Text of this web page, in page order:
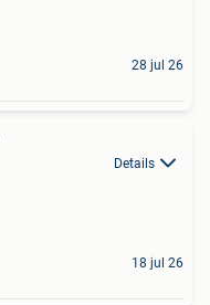
28 jul 26
Details
18 jul 26